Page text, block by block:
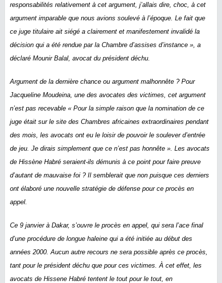
responsabilités relativement à cet argument, j’allais dire, choc, à cet
argument imparable que nous avions soulevé à l’époque. Le fait que
ce juge titulaire ait siégé a clairement et manifestement invalidé la
décision qui a été rendue par la Chambre d’assises d’instance », a
déclaré Mounir Balal, avocat du président déchu.
Argument de la dernière chance ou argument malhonnête ? Pour
Jacqueline Moudeina, une des avocates des victimes, cet argument
n’est pas recevable « Pour la simple raison que la nomination de ce
juge était sur le site des Chambres africaines extraordinaires pendant
des mois, les avocats ont eu le loisir de pouvoir le soulever d’entrée
de jeu. Je dirais simplement que ce n’est pas honnête ». Les avocats
de Hissène Habré seraient-ils démunis à ce point pour faire preuve
d’autant de mauvaise foi ? Il semblerait que non puisque ces derniers
ont élaboré une nouvelle stratégie de défense pour ce procès en
appel.
Ce 9 janvier à Dakar, s’ouvre le procès en appel, qui sera l’ace final
d’une procédure de longue haleine qui a été initiée au début des
années 2000. Aucun autre recours ne sera possible après ce procès,
tant pour le président déchu que pour ces victimes. À cet effet, les
avocats de Hissene Habré tentent le tout pour le tout, en